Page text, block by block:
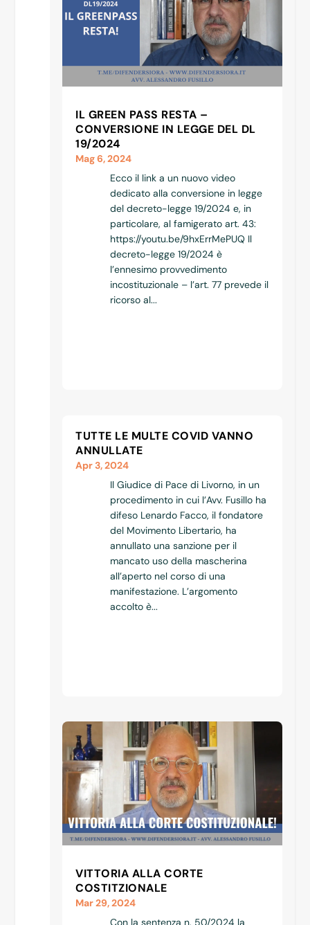
IL GREEN PASS RESTA –
CONVERSIONE IN LEGGE DEL DL
19/2024
Mag 6, 2024
Ecco il link a un nuovo video
dedicato alla conversione in legge
del decreto-legge 19/2024 e, in
particolare, al famigerato art. 43:
https://youtu.be/9hxErrMePUQ Il
decreto-legge 19/2024 è
l’ennesimo provvedimento
incostituzionale – l’art. 77 prevede il
ricorso al...
TUTTE LE MULTE COVID VANNO
ANNULLATE
Apr 3, 2024
Il Giudice di Pace di Livorno, in un
procedimento in cui l’Avv. Fusillo ha
difeso Lenardo Facco, il fondatore
del Movimento Libertario, ha
annullato una sanzione per il
mancato uso della mascherina
all’aperto nel corso di una
manifestazione. L’argomento
accolto è...
VITTORIA ALLA CORTE
COSTITZIONALE
Mar 29, 2024
Con la sentenza n. 50/2024 la